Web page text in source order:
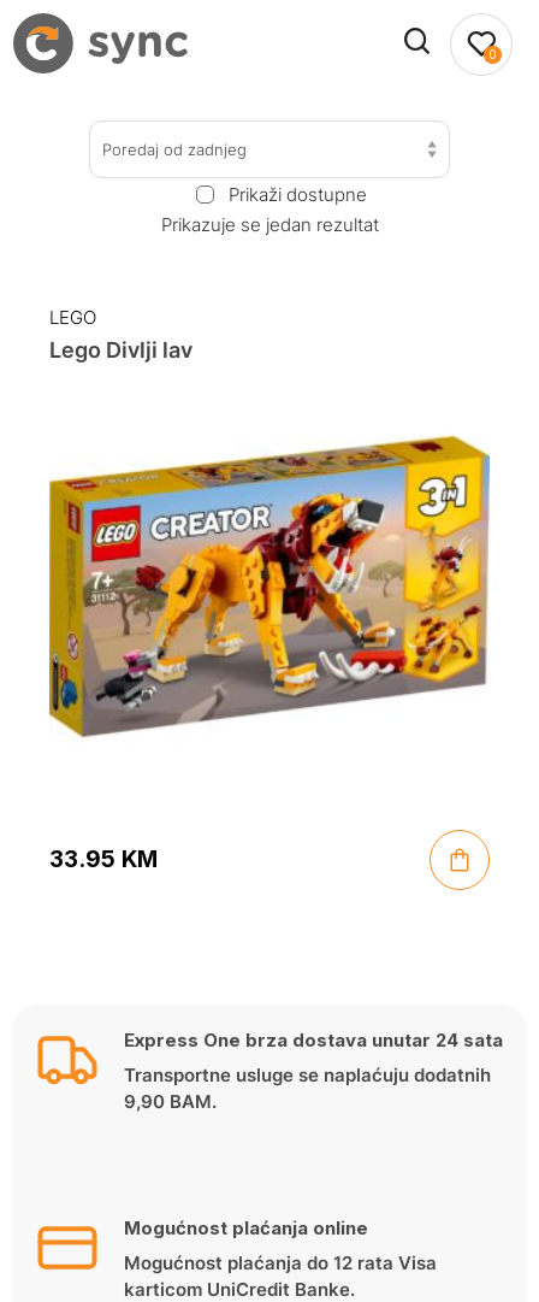
0
Poredaj od zadnjeg
Prikaži dostupne
Prikazuje se jedan rezultat
LEGO
Lego Divlji lav
33.95 KM
Express One brza dostava unutar 24 sata
Transportne usluge se naplaćuju dodatnih
9,90 BAM.
Mogućnost plaćanja online
Mogućnost plaćanja do 12 rata Visa
karticom UniCredit Banke.